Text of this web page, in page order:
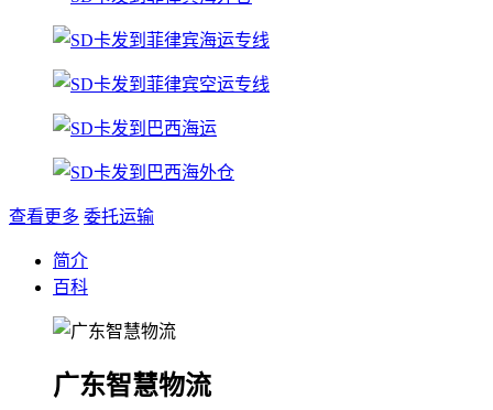
查看更多 委托运输
简介
百科
广东智慧物流